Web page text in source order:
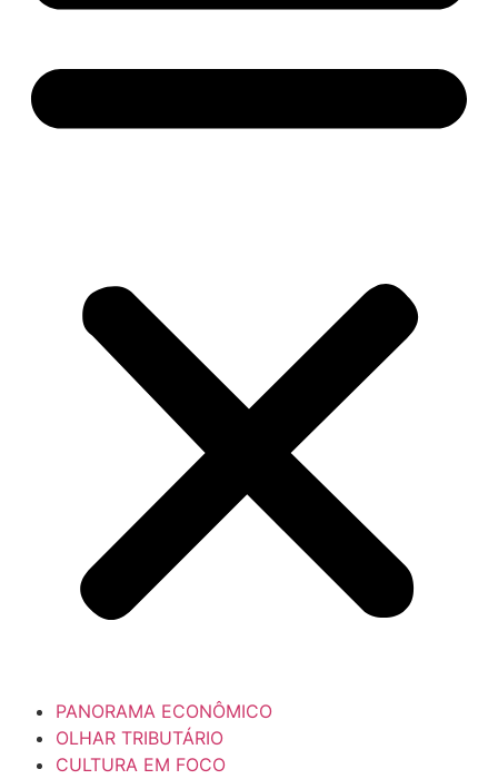
PANORAMA ECONÔMICO
OLHAR TRIBUTÁRIO
CULTURA EM FOCO